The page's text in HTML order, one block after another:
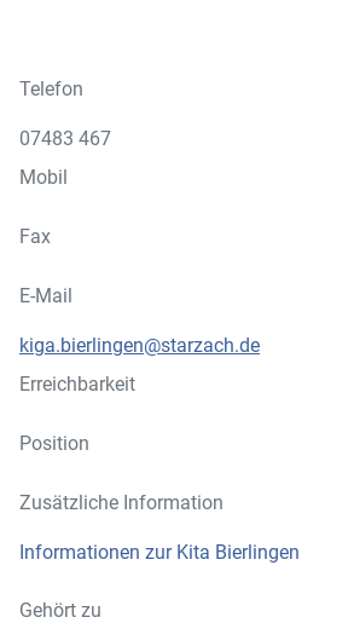
Telefon
07483 467
Mobil
Fax
E-Mail
kiga.bierlingen@starzach.de
Erreichbarkeit
Position
Zusätzliche Information
Informationen zur Kita Bierlingen
Gehört zu